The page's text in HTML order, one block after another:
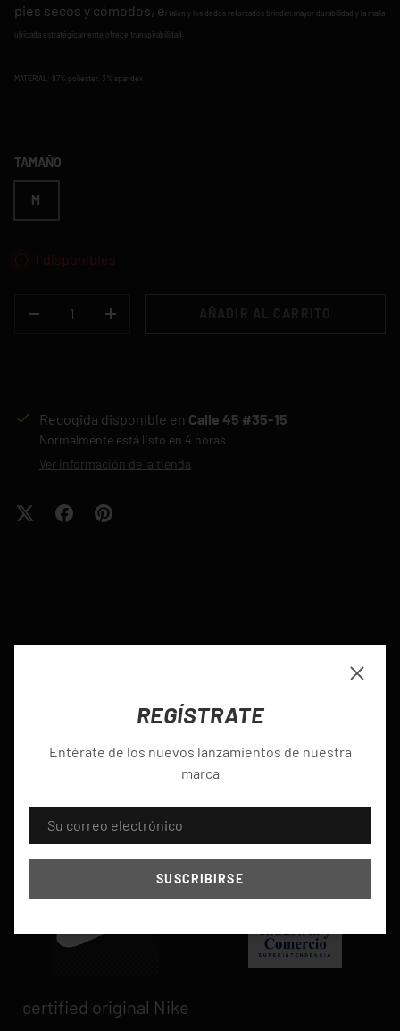
pies secos y cómodos, e l talón y los dedos reforzados brindan mayor durabilidad y la malla
ubicada estratégicamente ofrece transpirabilidad.
MATERIAL: 97% poliéster, 3% spandex
TAMAÑO
M
1 disponibles
+
AÑADIR AL CARRITO
Recogida disponible en Calle 45 #35-15
Normalmente está listo en 4 horas
Ver información de la tienda
REGÍSTRATE
Entérate de los nuevos lanzamientos de nuestra
marca
SUSCRIBIRSE
Crédito fácil, rápido y
certified original Nike